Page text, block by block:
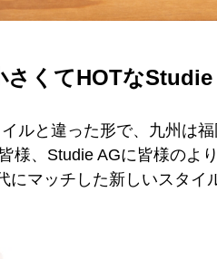
さくてHOTなStudie
ルと違った形で、九州は
様、Studie AGに皆様のよ
にマッチした新しいスタイ